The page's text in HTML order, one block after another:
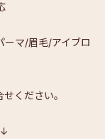
ーマ/眉毛/アイブロ
ください。